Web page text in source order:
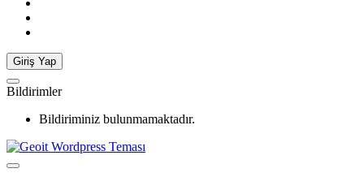
Giriş Yap
Bildirimler
Bildiriminiz bulunmamaktadır.